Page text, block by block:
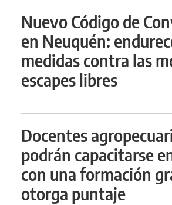
Nuevo Código de
en Neuquén:
medidas contra las
escapes libres
Docentes
podrán capacitarse
con una formación
otorga puntaje